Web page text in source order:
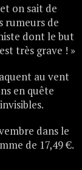
on sait de
rumeurs de
dont le but
très grave ! »
au vent
en quête
dans le
de 17,49 €.